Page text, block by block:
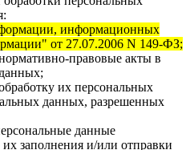
информационных
от 27.07.2006 N 149-ФЗ;
правовые акты в
их персональных
данных, разрешенных
данные
их заполнения и/или отправки